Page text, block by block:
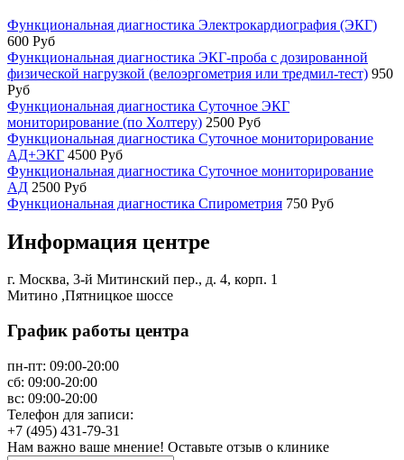
Функциональная диагностика Электрокардиография (ЭКГ)
600 Руб
Функциональная диагностика ЭКГ-проба с дозированной
физической нагрузкой (велоэргометрия или тредмил-тест) 950
Руб
Функциональная диагностика Суточное ЭКГ
мониторирование (по Холтеру) 2500 Руб
Функциональная диагностика Суточное мониторирование
АД+ЭКГ 4500 Руб
Функциональная диагностика Суточное мониторирование
АД 2500 Руб
Функциональная диагностика Спирометрия 750 Руб
Информация центре
г. Москва, 3-й Митинский пер., д. 4, корп. 1
Митино ,Пятницкое шоссе
График работы центра
пн-пт: 09:00-20:00
сб: 09:00-20:00
вс: 09:00-20:00
Телефон для записи:
+7 (495) 431-79-31
Нам важно ваше мнение! Оставьте отзыв о клинике